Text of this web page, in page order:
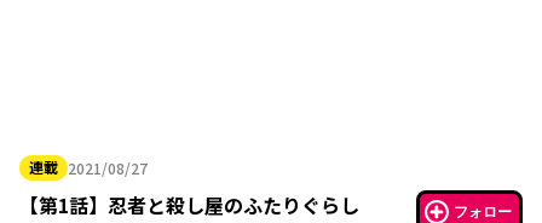
連載 2021/08/27
2021年08月27日
【第1話】 忍者と殺し屋のふたりぐらし フォロー